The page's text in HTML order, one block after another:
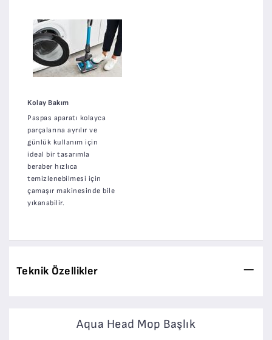
Kolay Bakım
Paspas aparatı kolayca
parçalarına ayrılır ve
günlük kullanım için
ideal bir tasarımla
beraber hızlıca
temizlenebilmesi için
çamaşır makinesinde bile
yıkanabilir.
Teknik Özellikler
Aqua Head Mop Başlık